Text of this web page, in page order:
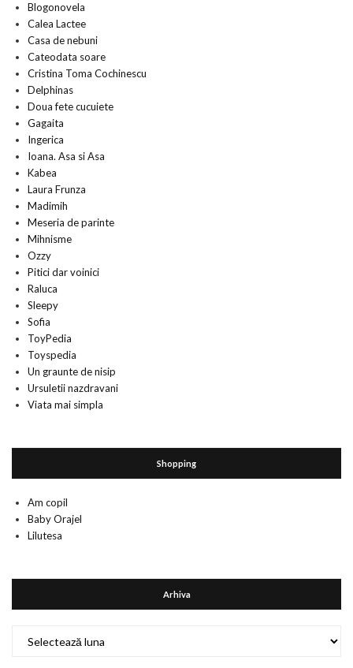
Blogonovela
Calea Lactee
Casa de nebuni
Cateodata soare
Cristina Toma Cochinescu
Delphinas
Doua fete cucuiete
Gagaita
Ingerica
Ioana. Asa si Asa
Kabea
Laura Frunza
Madimih
Meseria de parinte
Mihnisme
Ozzy
Pitici dar voinici
Raluca
Sleepy
Sofia
ToyPedia
Toyspedia
Un graunte de nisip
Ursuletii nazdravani
Viata mai simpla
Shopping
Am copil
Baby Orajel
Lilutesa
Arhiva